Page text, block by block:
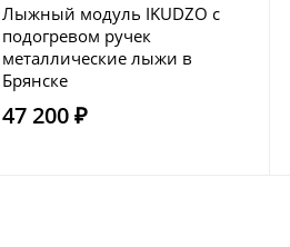
Лыжный модуль IKUDZO с
подогревом ручек
металлические лыжи в
Брянске
47 200 ₽